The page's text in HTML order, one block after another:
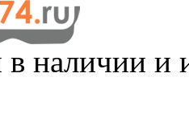
в наличии и